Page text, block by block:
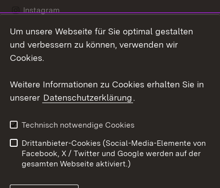
Instagram
LinkedIn
Datenschutz
Barrierefreiheit
Impressum
Cookies
Um unsere Webseite für Sie optimal gestalten
und verbessern zu können, verwenden wir
Cookies.
Weitere Informationen zu Cookies erhalten Sie in
unserer Datenschutzerklärung.
Technisch notwendige Cookies
Drittanbieter-Cookies (Social-Media-Elemente von
Facebook, X / Twitter und Google werden auf der
gesamten Webseite aktiviert.)